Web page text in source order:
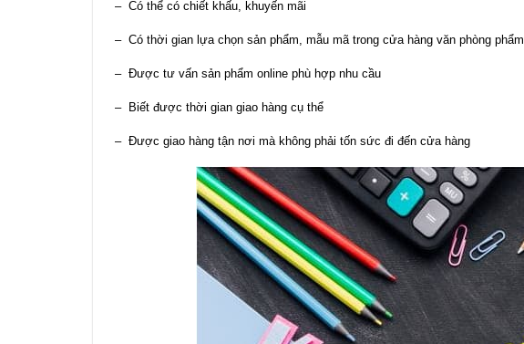
– Có thể có chiết khấu, khuyến mãi
– Có thời gian lựa chọn sản phẩm, mẫu mã trong cửa hàng văn phòng phẩm
– Được tư vấn sản phẩm online phù hợp nhu cầu
– Biết được thời gian giao hàng cụ thể
– Được giao hàng tận nơi mà không phải tốn sức đi đến cửa hàng